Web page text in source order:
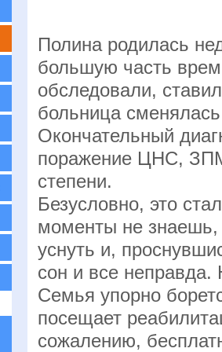
Полина родилась
большую часть
обследовали,
больница
Окончательный
поражение ЦНС,
степени.
Безусловно, это
моменты не знаешь,
уснуть и,
сон и все
Семья упорно
посещает
сожалению,